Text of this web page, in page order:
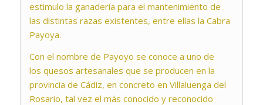
estimulo la ganadería para el mantenimiento de
las distintas razas existentes, entre ellas la Cabra
Payoya.
Con el nombre de Payoyo se conoce a uno de
los quesos artesanales que se producen en la
provincia de Cádiz, en concreto en Villaluenga del
Rosario, tal vez el más conocido y reconocido